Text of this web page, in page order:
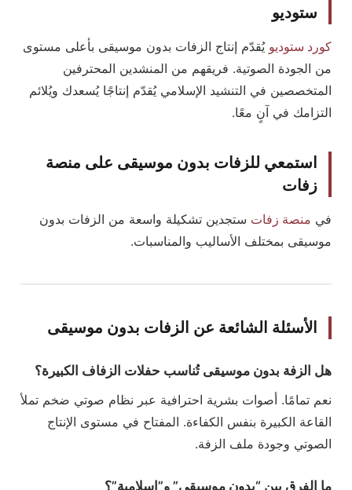
ستوديو
كورد ستوديو يُقدّم إنتاج الزفات بدون موسيقى بأعلى مستوى
من الجودة الصوتية. فريقهم من المنشدين المحترفين
المتخصصين في التنشيد الإسلامي يُقدّم إنتاجًا يُسعدك ويُلائم
التزامك في آنٍ معًا.
استمعي للزفات بدون موسيقى على منصة
زفات
في منصة زفات ستجدين تشكيلة واسعة من الزفات بدون
موسيقى بمختلف الأساليب والمناسبات.
الأسئلة الشائعة عن الزفات بدون موسيقى
هل الزفة بدون موسيقى تُناسب حفلات الزفاف الكبيرة؟
نعم تمامًا. أصوات بشرية احترافية عبر نظام صوتي ضخم تملأ
القاعة الكبيرة بنفس الكفاءة. المفتاح في مستوى الإنتاج
الصوتي وجودة ملف الزفة.
ما الفرق بين “بدون موسيقى” و”إسلامية”؟